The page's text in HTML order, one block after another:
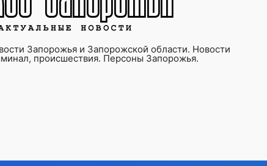
Запорожья и Запорожской области. Новости
происшествия. Персоны Запорожья.